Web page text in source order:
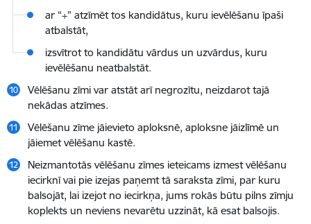
ar “+” atzīmēt tos kandidātus, kuru ievēlēšanu īpaši
atbalstāt,
izsvītrot to kandidātu vārdus un uzvārdus, kuru
ievēlēšanu neatbalstāt.
Vēlēšanu zīmi var atstāt arī negrozītu, neizdarot tajā
nekādas atzīmes.
Vēlēšanu zīme jāievieto aploksnē, aploksne jāizlīmē un
jāiemet vēlēšanu kastē.
Neizmantotās vēlēšanu zīmes ieteicams izmest vēlēšanu
iecirknī vai pie izejas paņemt tā saraksta zīmi, par kuru
balsojāt, lai izejot no iecirkņa, jums rokās būtu pilns zīmju
koplekts un neviens nevarētu uzzināt, kā esat balsojis.